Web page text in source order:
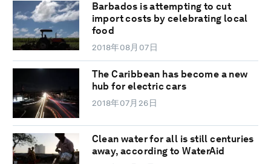
Barbados is attempting to cut
import costs by celebrating local
food
2018年08月07日
The Caribbean has become a new
hub for electric cars
2018年07月26日
Clean water for all is still centuries
away, according to WaterAid